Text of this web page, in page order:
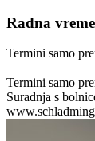
Radna
Termini samo
Termini samo
Suradnja s